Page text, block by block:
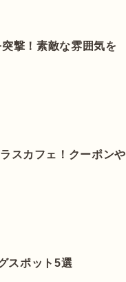
撃！素敵な雰囲気を
スカフェ！クーポンや
スポット5選